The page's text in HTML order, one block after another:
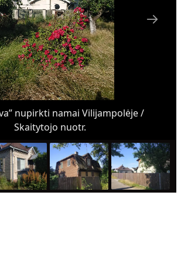
nupirkti namai Vilijampolėje /
Skaitytojo nuotr.